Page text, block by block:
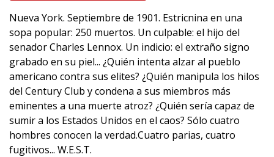
Nueva York. Septiembre de 1901. Estricnina en una
sopa popular: 250 muertos. Un culpable: el hijo del
senador Charles Lennox. Un indicio: el extraño signo
grabado en su piel... ¿Quién intenta alzar al pueblo
americano contra sus elites? ¿Quién manipula los hilos
del Century Club y condena a sus miembros más
eminentes a una muerte atroz? ¿Quién sería capaz de
sumir a los Estados Unidos en el caos? Sólo cuatro
hombres conocen la verdad.Cuatro parias, cuatro
fugitivos... W.E.S.T.